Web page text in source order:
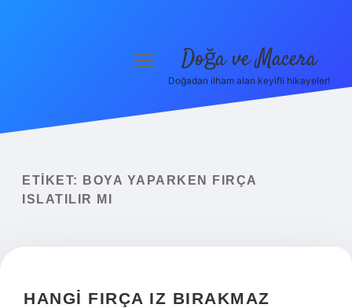
Yasal Uyarı
menüyü Doğa ve Macera
Doğadan ilham alan keyifli hikayeler!
ETIKET:
BOYA YAPARKEN FIRÇA
ISLATILIR MI
HANGI FIRÇA IZ BIRAKMAZ